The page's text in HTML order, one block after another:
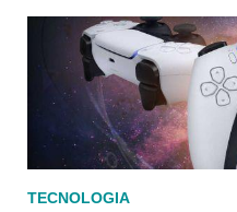
TECNOLOGIA